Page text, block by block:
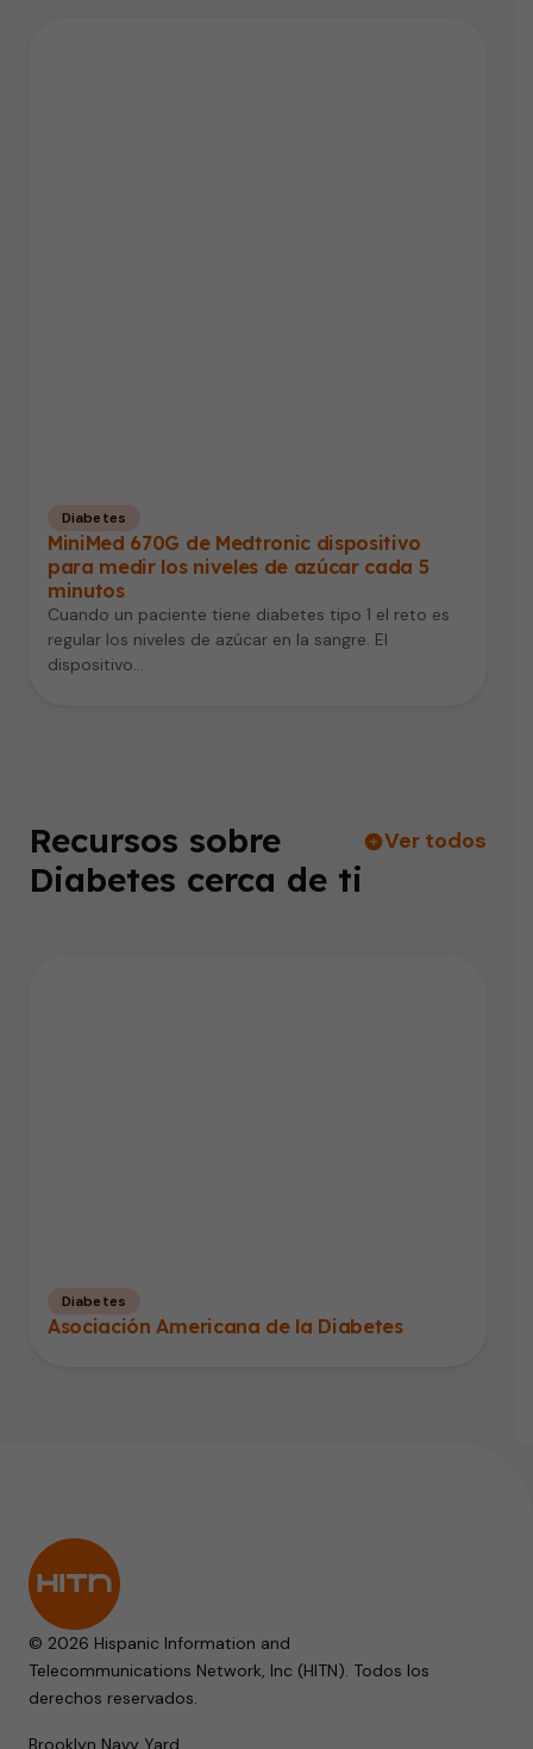
Diabetes
MiniMed 670G de Medtronic dispositivo
para medir los niveles de azúcar cada 5
minutos
Cuando un paciente tiene diabetes tipo 1 el reto es
regular los niveles de azúcar en la sangre. El
dispositivo…
Recursos sobre
Diabetes cerca de ti
Ver todos
Diabetes
Asociación Americana de la Diabetes
© 2026 Hispanic Information and
Telecommunications Network, Inc (HITN). Todos los
derechos reservados.